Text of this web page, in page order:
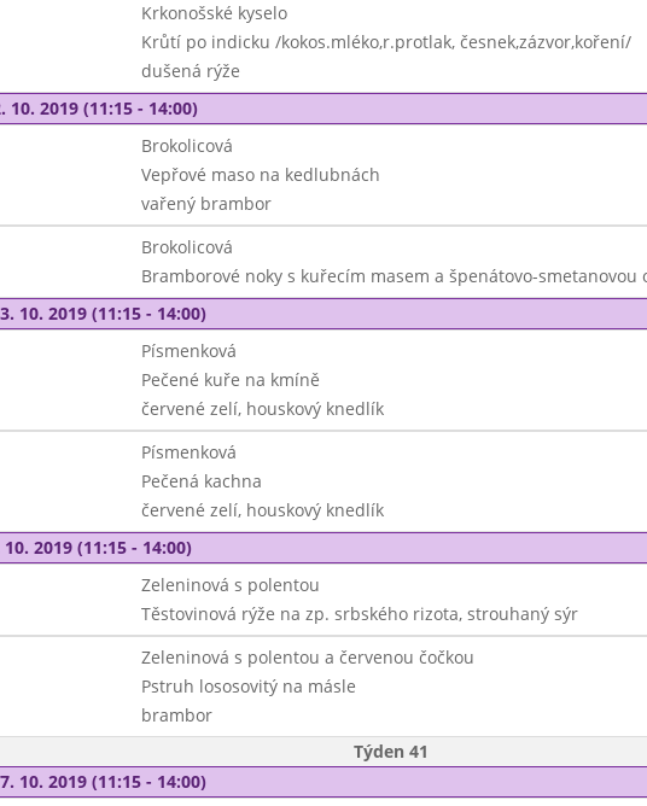
Krkonošské kyselo
Krůtí po indicku /kokos.mléko,r.protlak, česnek,zázvor,koření/
dušená rýže
10. 2019 (11:15 - 14:00)
Brokolicová
Vepřové maso na kedlubnách
vařený brambor
Brokolicová
Bramborové noky s kuřecím masem a špenátovo-smetanovou
10. 2019 (11:15 - 14:00)
Písmenková
Pečené kuře na kmíně
červené zelí, houskový knedlík
Písmenková
Pečená kachna
červené zelí, houskový knedlík
2019 (11:15 - 14:00)
Zeleninová s polentou
Těstovinová rýže na zp. srbského rizota, strouhaný sýr
Zeleninová s polentou a červenou čočkou
Pstruh lososovitý na másle
brambor
Týden 41
10. 2019 (11:15 - 14:00)